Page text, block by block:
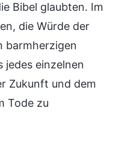
Bibel glaubten. Im
die Würde der
barmherzigen
jedes einzelnen
Zukunft und dem
Tode zu